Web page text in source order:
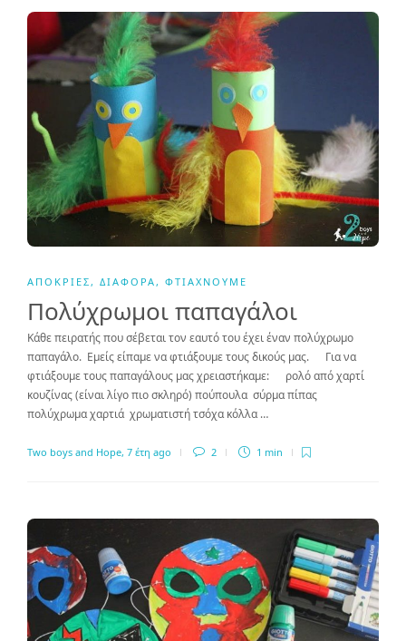
ΑΠΌΚΡΙΕΣ, ΔΙΆΦΟΡΑ, ΦΤΙΆΧΝΟΥΜΕ
Πολύχρωμοι παπαγάλοι
Κάθε πειρατής που σέβεται τον εαυτό του έχει έναν πολύχρωμο
παπαγάλο. Εμείς είπαμε να φτιάξουμε τους δικούς μας. Για να
φτιάξουμε τους παπαγάλους μας χρειαστήκαμε: ρολό από χαρτί
κουζίνας (είναι λίγο πιο σκληρό) πούπουλα σύρμα πίπας
πολύχρωμα χαρτιά χρωματιστή τσόχα κόλλα …
Two boys and Hope, 7 έτη ago 2 1 min